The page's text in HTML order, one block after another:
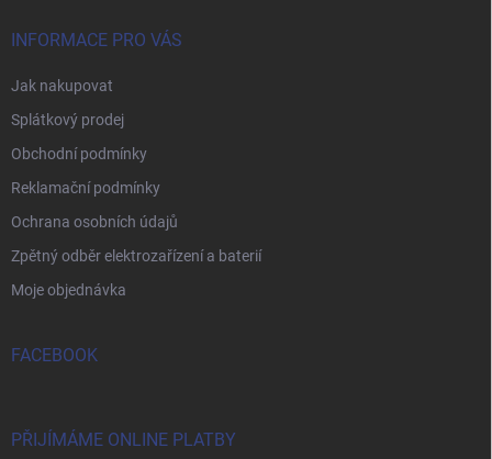
INFORMACE PRO VÁS
Jak nakupovat
Splátkový prodej
Obchodní podmínky
Reklamační podmínky
Ochrana osobních údajů
Zpětný odběr elektrozařízení a baterií
Moje objednávka
FACEBOOK
PŘIJÍMÁME ONLINE PLATBY